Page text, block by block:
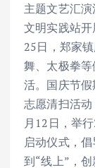
主题文艺汇
文明实践站
25日，郑家
舞、太极拳
活。国庆节
志愿清扫活
月12日，举
启动仪式，
到“线上”，